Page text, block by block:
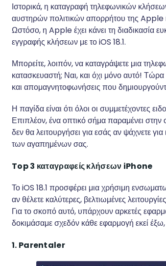
Ιστορικά, η καταγραφή τηλεφωνικών
αυστηρών πολιτικών απορρήτου της Apple
Ωστόσο, η Apple έχει κάνει τη διαδικασία
εγγραφής κλήσεων με το iOS 18.1.
Μπορείτε, λοιπόν, να καταγράψετε μια
κατασκευαστή; Ναι, και όχι μόνο αυτό!
και απομαγνητοφωνήσεις που
Η παγίδα είναι ότι όλοι οι συμμετέχοντες
Επιπλέον, ένα οπτικό σήμα παραμένει στην
δεν θα λειτουργήσει για εσάς αν ψάχνετε
των αγαπημένων σας.
Top 3 καταγραφείς κλήσεων iPhone
Το iOS 18.1 προσφέρει μια χρήσιμη
αν θέλετε καλύτερες, βελτιωμένες
Για το σκοπό αυτό, υπάρχουν αρκετές
δοκιμάσαμε σχεδόν κάθε εφαρμογή εκεί έξω,
1. Parentaler